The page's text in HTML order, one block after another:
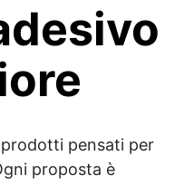
pensati per
proposta è